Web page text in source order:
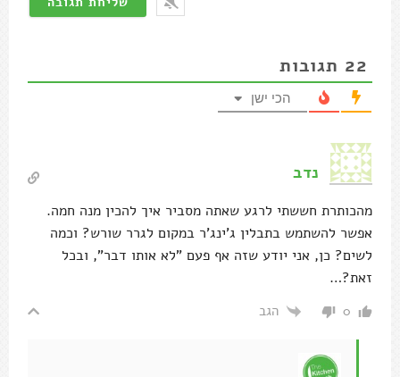
22 תגובות
הכי ישן
נדב
מהכותרת חששתי לרגע שאתה מסביר איך להכין מנה חמה.
אפשר להשתמש בתבלין ג'ינג'ר במקום לגרר שורש? וכמה
לשים? כן, אני יודע שזה אף פעם "לא אותו דבר", ובכל
זאת?…
0 הגב